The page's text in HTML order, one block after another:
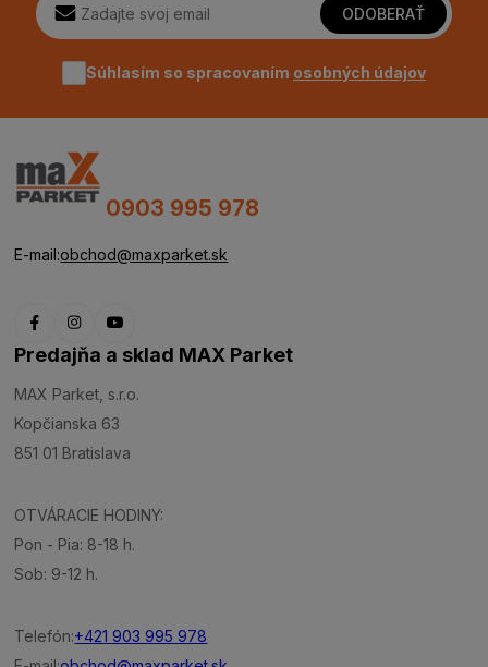
ODOBERAŤ
Súhlasím so spracovaním osobných údajov
0903 995 978
E-mail:obchod@maxparket.sk
Predajňa a sklad MAX Parket
MAX Parket, s.r.o.
Kopčianska 63
851 01 Bratislava
OTVÁRACIE HODINY:
Pon - Pia: 8-18 h.
Sob: 9-12 h.
Telefón:+421 903 995 978